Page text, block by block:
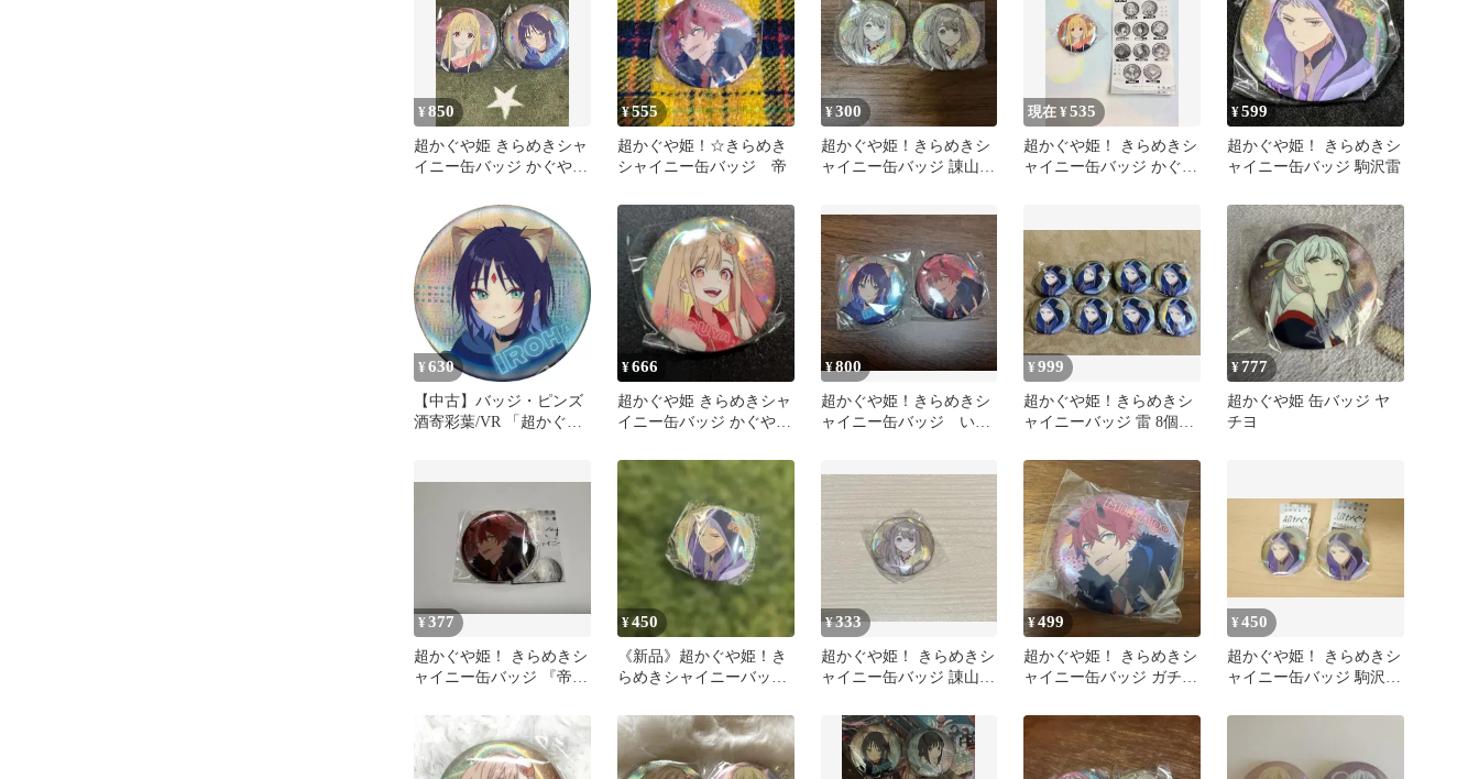
¥850
超かぐや姫 きらめきシャ
イニー缶バッジ かぐや
¥555
超かぐや姫！☆きらめき
シャイニー缶バッジ 帝
¥300
超かぐや姫！きらめきシ
ャイニー缶バッジ 諌山真
現在 ¥535
超かぐや姫！ きらめきシ
ャイニー缶バッジ かぐ
¥599
超かぐや姫！ きらめきシ
ャイニー缶バッジ 駒沢雷
¥ 630
【中古】バッジ・ピンズ
酒寄彩葉/VR 「超かぐや
¥666
超かぐや姫 きらめきシャ
イニー缶バッジ かぐや
¥800
超かぐや姫！きらめきシ
ャイニー缶バッジ いろ
¥999
超かぐや姫！きらめきシ
ャイニーバッジ 雷 8個セ
¥777
超かぐや姫 缶バッジ ヤ
チヨ
¥377
超かぐや姫！ きらめきシ
ャイニー缶バッジ 『帝ア
¥450
《新品》超かぐや姫！き
らめきシャイニーバッジ
¥333
超かぐや姫！ きらめきシ
ャイニー缶バッジ 諌山真
¥499
超かぐや姫！ きらめきシ
ャイニー缶バッジ ガチャ
¥450
超かぐや姫！ きらめきシ
ャイニー缶バッジ 駒沢雷